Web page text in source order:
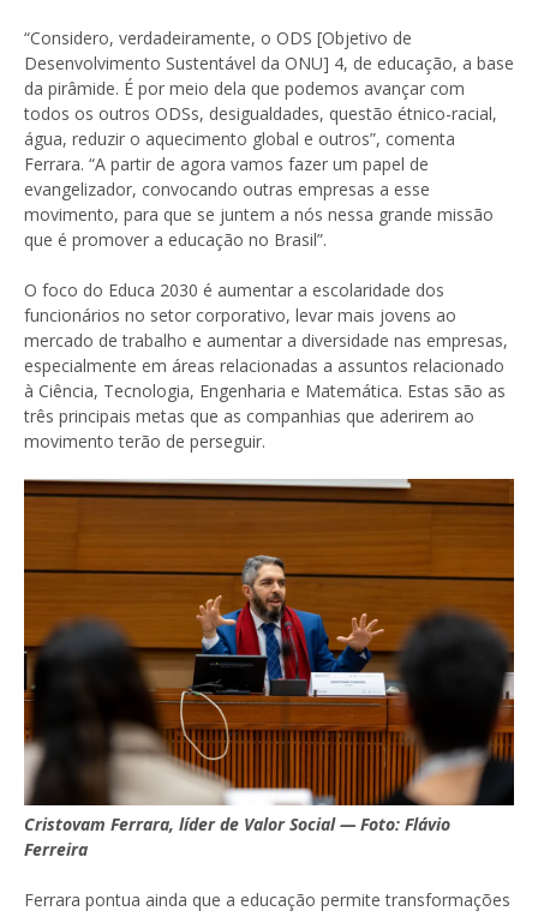
“Considero, verdadeiramente, o ODS [Objetivo de
Desenvolvimento Sustentável da ONU] 4, de educação, a base
da pirâmide. É por meio dela que podemos avançar com
todos os outros ODSs, desigualdades, questão étnico-racial,
água, reduzir o aquecimento global e outros”, comenta
Ferrara. “A partir de agora vamos fazer um papel de
evangelizador, convocando outras empresas a esse
movimento, para que se juntem a nós nessa grande missão
que é promover a educação no Brasil”.
O foco do Educa 2030 é aumentar a escolaridade dos
funcionários no setor corporativo, levar mais jovens ao
mercado de trabalho e aumentar a diversidade nas empresas,
especialmente em áreas relacionadas a assuntos relacionado
à Ciência, Tecnologia, Engenharia e Matemática. Estas são as
três principais metas que as companhias que aderirem ao
movimento terão de perseguir.
Cristovam Ferrara, líder de Valor Social — Foto: Flávio
Ferreira
Ferrara pontua ainda que a educação permite transformações